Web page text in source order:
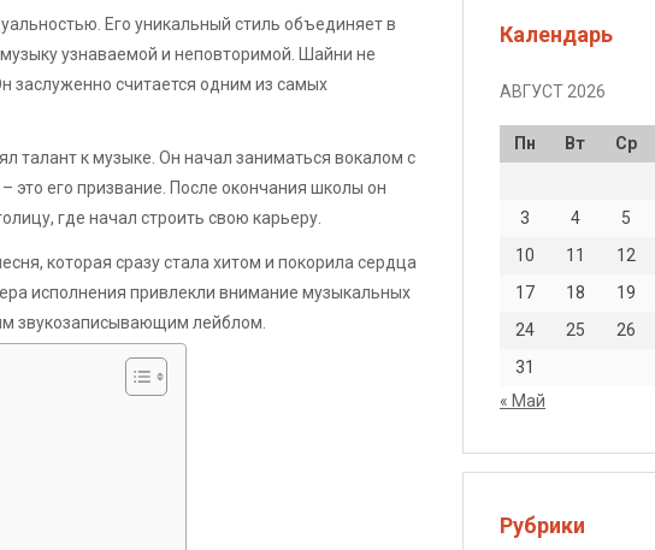
Его уникальный стиль объединяет в
узнаваемой и неповторимой. Шайни не
заслуженно считается одним из самых
талант к музыке. Он начал заниматься вокалом с
это его призвание. После окончания школы он
где начал строить свою карьеру.
которая сразу стала хитом и покорила сердца
исполнения привлекли внимание музыкальных
звукозаписывающим лейблом.
Календарь
АВГУСТ 2026
Пн Вт Ср
3
4 5
10
11 12
17
18 19
24
25 26
31
« Май
Рубрики